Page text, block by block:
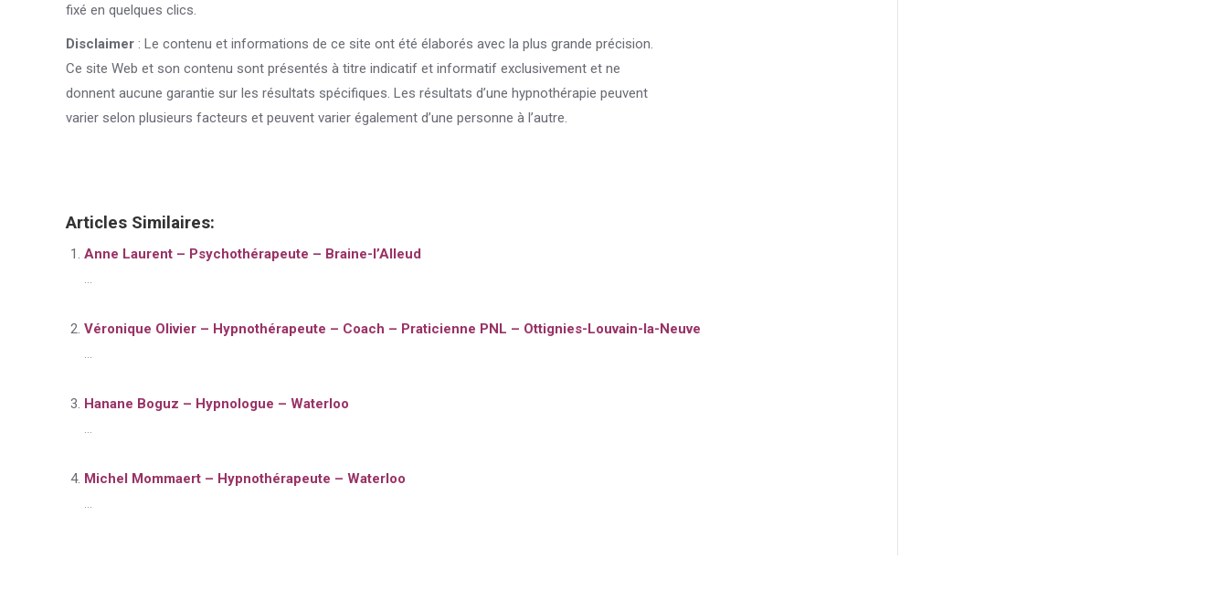
fixé en quelques clics.
Disclaimer : Le contenu et informations de ce site ont été élaborés avec la plus grande précision.
Ce site Web et son contenu sont présentés à titre indicatif et informatif exclusivement et ne
donnent aucune garantie sur les résultats spécifiques. Les résultats d’une hypnothérapie peuvent
varier selon plusieurs facteurs et peuvent varier également d’une personne à l’autre.
Articles Similaires:
Anne Laurent – Psychothérapeute – Braine-l’Alleud
...
Véronique Olivier – Hypnothérapeute – Coach – Praticienne PNL – Ottignies-Louvain-la-Neuve
...
Hanane Boguz – Hypnologue – Waterloo
...
Michel Mommaert – Hypnothérapeute – Waterloo
...